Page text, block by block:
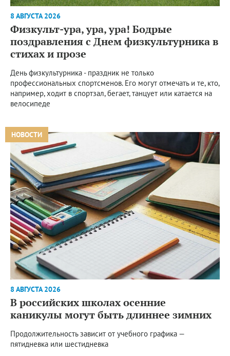
8 АВГУСТА 2026
Физкульт-ура, ура, ура! Бодрые
поздравления с Днем физкультурника в
стихах и прозе
День физкультурника - праздник не только
профессиональных спортсменов. Его могут отмечать и те, кто,
например, ходит в спортзал, бегает, танцует или катается на
велосипеде
НОВОСТИ
8 АВГУСТА 2026
В российских школах осенние
каникулы могут быть длиннее зимних
Продолжительность зависит от учебного графика —
пятидневка или шестидневка